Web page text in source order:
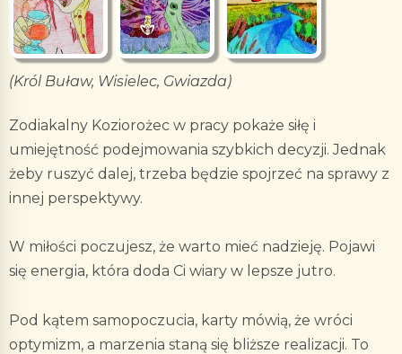
(Król Buław, Wisielec, Gwiazda)
Zodiakalny Koziorożec w pracy pokaże siłę i
umiejętność podejmowania szybkich decyzji. Jednak
żeby ruszyć dalej, trzeba będzie spojrzeć na sprawy z
innej perspektywy.
W miłości poczujesz, że warto mieć nadzieję. Pojawi
się energia, która doda Ci wiary w lepsze jutro.
Pod kątem samopoczucia, karty mówią, że wróci
optymizm, a marzenia staną się bliższe realizacji. To